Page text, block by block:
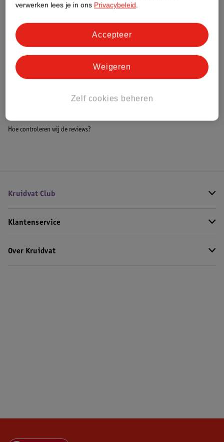
Meer informatie
Bestel & Bezorginformatie
Hoe controleren wij de reviews?
Kruidvat Club
Klantenservice
Over Kruidvat
verwerken lees je in ons Privacybeleid.
Zelf cookies beheren
Weigeren
Accepteer